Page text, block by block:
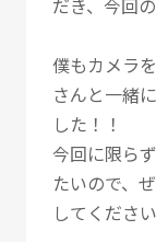
だき、今回
僕もカメラ
さんと一緒
した！！
今回に限ら
たいので、
してください